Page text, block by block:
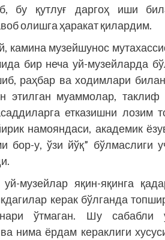
бу қутлуғ даргоҳ иши
олишга ҳаракат қилардим.
камина музейшунос
бир неча уй-музейларда
раҳбар ва ходимлари
этилган муаммолар, таклиф
етказишни
намояндаси, академик
бор-у, ўзи йўқ” бўлмаслиги
музейлар яқин-яқинга
керак бўлганда
ўтмаган. Шу сабабли
нима ёрдам кераклиги